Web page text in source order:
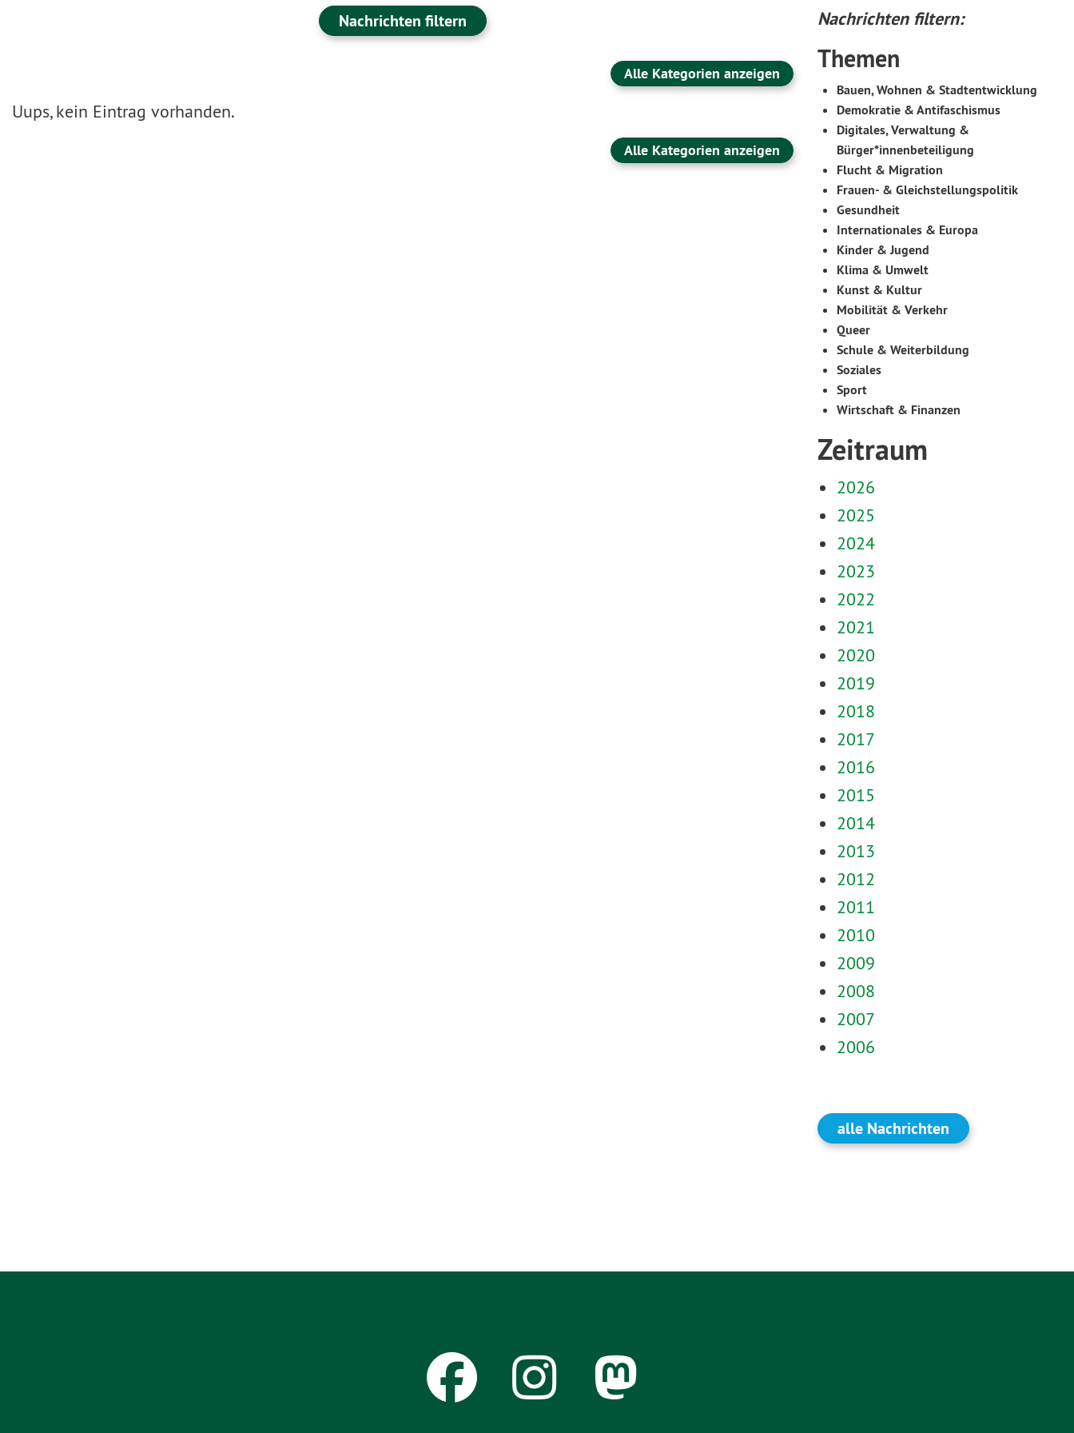
Nachrichten filtern
Alle Kategorien anzeigen
Uups, kein Eintrag vorhanden.
Alle Kategorien anzeigen
Nachrichten filtern:
Themen
Bauen, Wohnen & Stadtentwicklung
Demokratie & Antifaschismus
Digitales, Verwaltung &
Bürger*innenbeteiligung
Flucht & Migration
Frauen- & Gleichstellungspolitik
Gesundheit
Internationales & Europa
Kinder & Jugend
Klima & Umwelt
Kunst & Kultur
Mobilität & Verkehr
Queer
Schule & Weiterbildung
Soziales
Sport
Wirtschaft & Finanzen
Zeitraum
2026
2025
2024
2023
2022
2021
2020
2019
2018
2017
2016
2015
2014
2013
2012
2011
2010
2009
2008
2007
2006
alle Nachrichten